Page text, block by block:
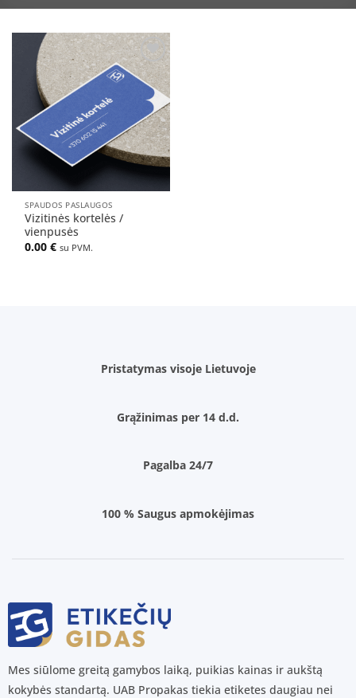
Pridėti
į norų
sąrašą
SPAUDOS PASLAUGOS
Vizitinės kortelės /
vienpusės
0.00€ su PVM.
Pristatymas visoje Lietuvoje
Grąžinimas per 14 d.d.
Pagalba 24/7
100 % Saugus apmokėjimas
Mes siūlome greitą gamybos laiką, puikias kainas ir aukštą
kokybės standartą. UAB Propakas tiekia etiketes daugiau nei